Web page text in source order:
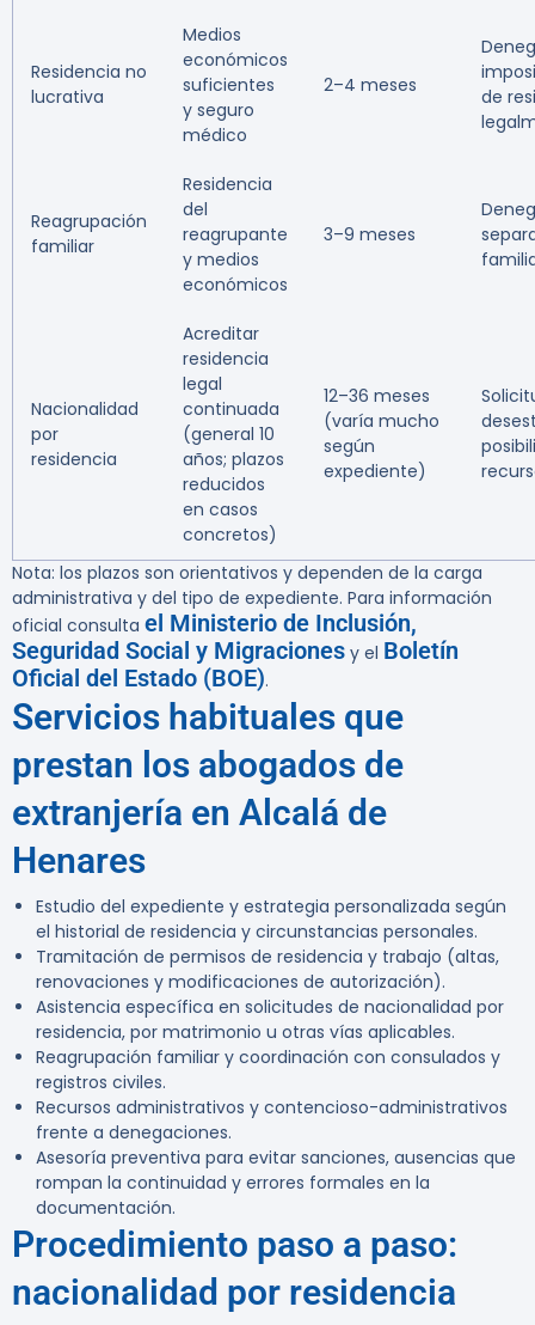
Residencia no
lucrativa
Medios
económicos
suficientes
y seguro
médico
2–4 meses
de
Reagrupación
familiar
Residencia
del
reagrupante
y medios
económicos
3–9 meses
Nacionalidad
por
residencia
Acreditar
residencia
legal
continuada
(general 10
años; plazos
reducidos
en casos
concretos)
12–36 meses
(varía mucho
según
expediente)
Nota: los plazos son orientativos y dependen de la carga
administrativa y del tipo de expediente. Para información
oficial consulta el Ministerio de Inclusión,
Seguridad Social y Migraciones y el Boletín
Oficial del Estado (BOE).
Servicios habituales que
prestan los abogados de
extranjería en Alcalá de
Henares
Estudio del expediente y estrategia personalizada según
el historial de residencia y circunstancias personales.
Tramitación de permisos de residencia y trabajo (altas,
renovaciones y modificaciones de autorización).
Asistencia específica en solicitudes de nacionalidad por
residencia, por matrimonio u otras vías aplicables.
Reagrupación familiar y coordinación con consulados y
registros civiles.
Recursos administrativos y contencioso-administrativos
frente a denegaciones.
Asesoría preventiva para evitar sanciones, ausencias que
rompan la continuidad y errores formales en la
documentación.
Procedimiento paso a paso:
nacionalidad por residencia